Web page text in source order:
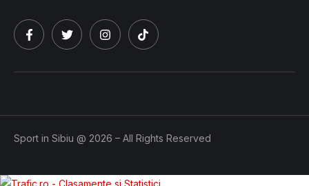
Sport in Sibiu @ 2026 – All Rights Reserved